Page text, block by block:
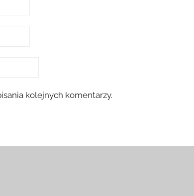
kolejnych komentarzy.